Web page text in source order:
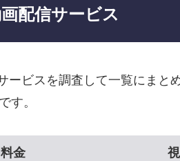
配信サービス
ービスを調査して一覧にまと
す。
金